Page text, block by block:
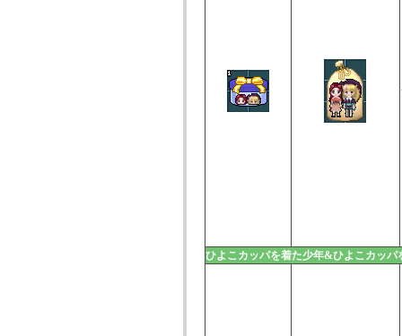
ひよこカッパを着た少年&ひよこカッ